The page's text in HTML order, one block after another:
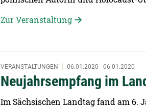
Zur Veranstaltung
Neujahrsempfang im
VERANSTALTUNGEN 06.01.2020 - 06.01.2020
Im Sächsischen Landtag fand am 6.